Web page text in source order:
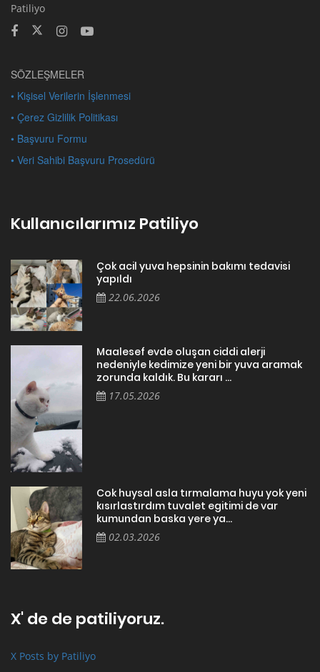
Patiliyo
SÖZLEŞMELER
• Kişisel Verilerin İşlenmesi
• Çerez Gizlilik Politikası
• Başvuru Formu
• Veri Sahibi Başvuru Prosedürü
Kullanıcılarımız Patiliyo
Çok acil yuva hepsinin bakımı tedavisi
yapıldı
22.06.2026
Maalesef evde oluşan ciddi alerji
nedeniyle kedimize yeni bir yuva aramak
zorunda kaldık. Bu kararı ...
17.05.2026
Cok huysal asla tırmalama huyu yok yeni
kısırlastırdım tuvalet egitimi de var
kumundan baska yere ya...
02.03.2026
X' de de patiliyoruz.
X Posts by Patiliyo